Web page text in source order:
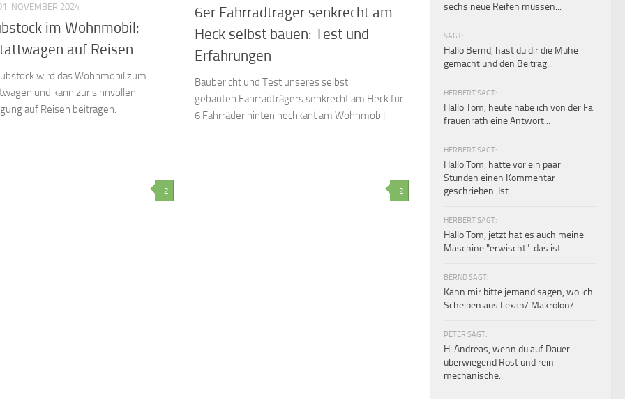
NOVEMBER 2024
im Wohnmobil:
auf Reisen
wird das Wohnmobil zum
und kann zur sinnvollen
auf Reisen beitragen.
6er Fahrradträger senkrecht am
Heck selbst bauen: Test und
Erfahrungen
Baubericht und Test unseres selbst
gebauten Fahrradträgers senkrecht am Heck für
6 Fahrräder hinten hochkant am Wohnmobil.
2 2
sechs neue Reifen müssen...
SAGT:
Hallo Bernd, hast du dir die Mühe
gemacht und den Beitrag...
HERBERT SAGT:
Hallo Tom, heute habe ich von der Fa.
frauenrath eine Antwort...
HERBERT SAGT:
Hallo Tom, hatte vor ein paar
Stunden einen Kommentar
geschrieben. Ist...
HERBERT SAGT:
Hallo Tom, jetzt hat es auch meine
Maschine "erwischt". das ist...
BERND SAGT:
Kann mir bitte jemand sagen, wo ich
Scheiben aus Lexan/ Makrolon/...
PETER SAGT:
Hi Andreas, wenn du auf Dauer
überwiegend Rost und rein
mechanische...